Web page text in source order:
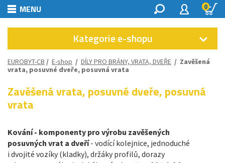
MENU 0
Kategorie e-shopu
EUROBYT-CB / E-shop / DÍLY PRO BRÁNY, VRATA, DVEŘE / Zavěšená
vrata, posuvné dveře, posuvná vrata
Zavěšená vrata, posuvné dveře, posuvná
vrata
Kování - komponenty pro výrobu zavěšených
posuvných vrat a dveří- vodící kolejnice, jednoduché
i dvojité vozíky (kladky), držáky profilů, dorazy